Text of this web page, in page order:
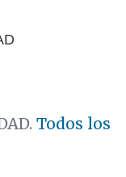
Todos los